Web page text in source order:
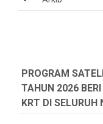
PROGRAM
TAHUN 2026
KRT DI SELURUH